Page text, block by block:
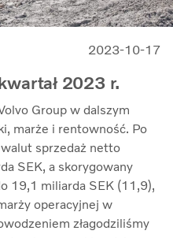
2023-10-17
2023 r.
Group w dalszym
marże i rentowność. Po
sprzedaż netto
SEK, a skorygowany
19,1 miliarda SEK (11,9),
operacyjnej w
złagodziliśmy